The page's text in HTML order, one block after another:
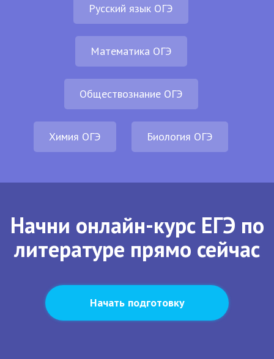
Русский язык ОГЭ
Математика ОГЭ
Обществознание ОГЭ
Химия ОГЭ Биология ОГЭ
Начни онлайн-курс ЕГЭ по
литературе прямо сейчас
Начать подготовку